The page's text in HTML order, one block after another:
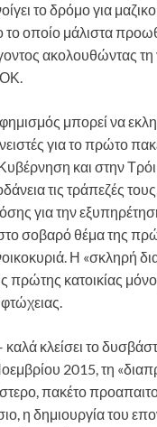
το δρόμο για
το οποίο μάλιστα
ακολουθώντας
μπορεί να
για το πρώτο
και στην
τις τράπεζές
για την
στο σοβαρό θέμα της
Η «σκληρή
κατοικίας
κλείσει το
2015, τη
πακέτο
η δημιουργία του